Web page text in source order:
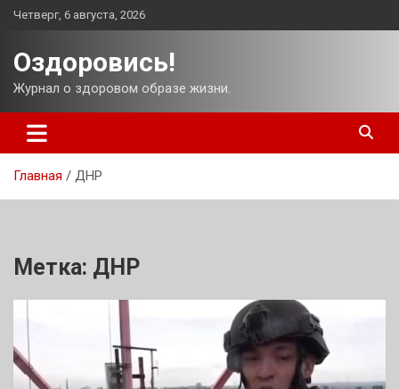
Перейти
Четверг, 6 августа, 2026
Оздоровись!
Журнал о здоровом образе жизни.
Главная ДНР
Метка: ДНР